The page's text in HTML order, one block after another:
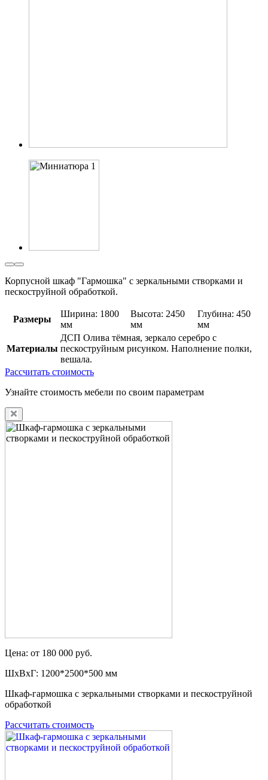
Корпусной шкаф "Гармошка" с зеркальными створками и
пескоструйной обработкой.
Размеры
Ширина: 1800
мм
Высота: 2450
мм
Глубина: 450
мм
Материалы
ДСП Олива тёмная, зеркало серебро с
пескоструйным рисунком. Наполнение полки,
вешала.
Рассчитать стоимость
Узнайте стоимость мебели по своим параметрам
Цена: от 180 000 руб.
ШxВxГ: 1200*2500*500 мм
Шкаф-гармошка с зеркальными створками и пескоструйной
обработкой
Рассчитать стоимость